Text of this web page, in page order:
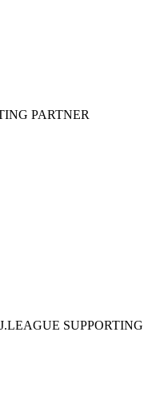
PARTNER
SUPPORTING